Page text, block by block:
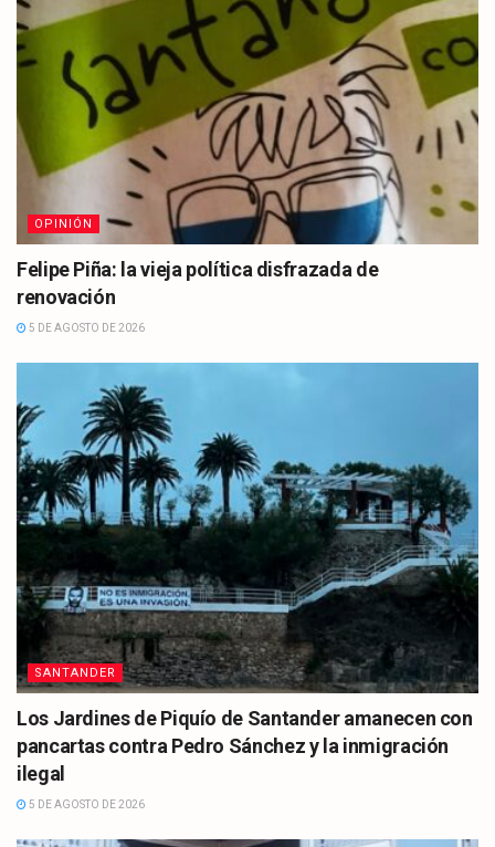
OPINIÓN
Felipe Piña: la vieja política disfrazada de
renovación
5 DE AGOSTO DE 2026
SANTANDER
Los Jardines de Piquío de Santander amanecen con
pancartas contra Pedro Sánchez y la inmigración
ilegal
5 DE AGOSTO DE 2026